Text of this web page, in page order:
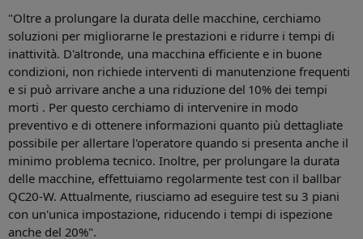
"Oltre a prolungare la durata delle macchine, cerchiamo
soluzioni per migliorarne le prestazioni e ridurre i tempi di
inattività. D'altronde, una macchina efficiente e in buone
condizioni, non richiede interventi di manutenzione frequenti
e si può arrivare anche a una riduzione del 10% dei tempi
morti . Per questo cerchiamo di intervenire in modo
preventivo e di ottenere informazioni quanto più dettagliate
possibile per allertare l'operatore quando si presenta anche il
minimo problema tecnico. Inoltre, per prolungare la durata
delle macchine, effettuiamo regolarmente test con il ballbar
QC20-W. Attualmente, riusciamo ad eseguire test su 3 piani
con un'unica impostazione, riducendo i tempi di ispezione
anche del 20%".